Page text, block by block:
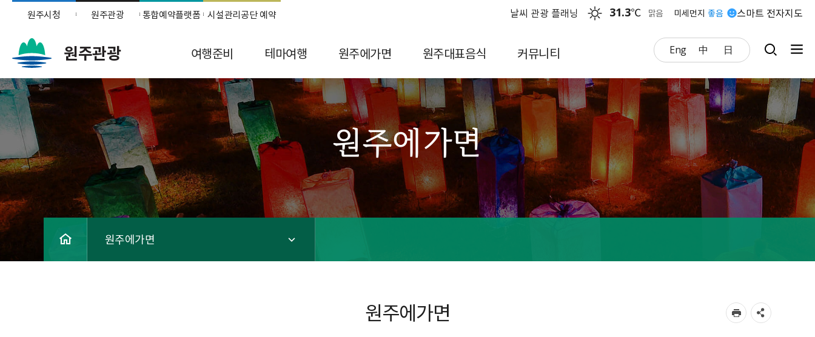
원주시청 원주관광 통합예약플랫폼 시설관리공단 예약 스마트 전자지도
날씨 관광 플래닝 31.3℃ 맑음 미세먼지 좋음
원주관광 Eng 中 日
여행준비 테마여행 원주에가면 원주대표음식 커뮤니티
원주에가면
원주에가면
원주에가면